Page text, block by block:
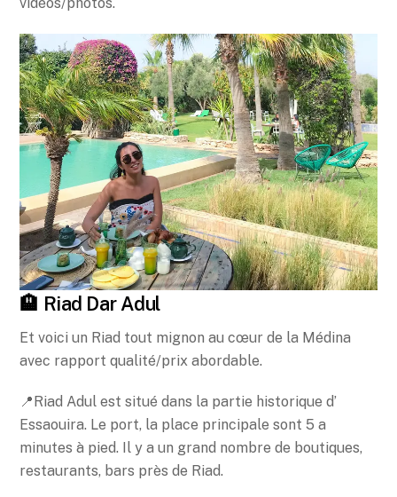
vidéos/photos.
🏨 Riad Dar Adul
Et voici un Riad tout mignon au cœur de la Médina
avec rapport qualité/prix abordable.
📍Riad Adul est situé dans la partie historique d’
Essaouira. Le port, la place principale sont 5 a
minutes à pied. Il y a un grand nombre de boutiques,
restaurants, bars près de Riad.